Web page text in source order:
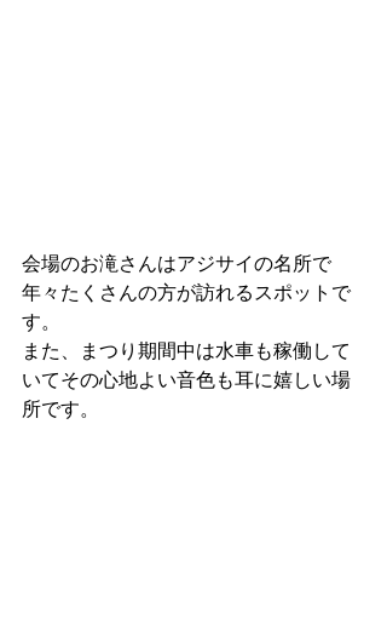
会場のお滝さんはアジサイの名所で
年々たくさんの方が訪れるスポットで
す。
また、まつり期間中は水車も稼働して
いてその心地よい音色も耳に嬉しい場
所です。